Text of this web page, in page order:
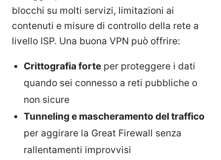
blocchi su molti servizi, limitazioni ai
contenuti e misure di controllo della rete a
livello ISP. Una buona VPN può offrire:
Crittografia forte per proteggere i dati
quando sei connesso a reti pubbliche o
non sicure
Tunneling e mascheramento del traffico
per aggirare la Great Firewall senza
rallentamenti improvvisi